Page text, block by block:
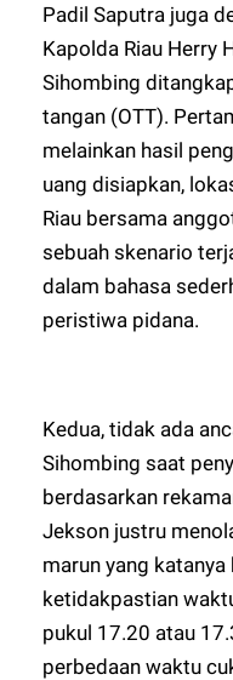
Padil Saputra juga
Kapolda Riau Herry
Sihombing
tangan (OTT).
melainkan hasil
uang disiapkan,
Riau bersama
sebuah skenario
dalam bahasa
peristiwa pidana.
Kedua, tidak ada
Sihombing saat
berdasarkan
Jekson justru
marun yang
ketidakpastian
pukul 17.20 atau
perbedaan waktu